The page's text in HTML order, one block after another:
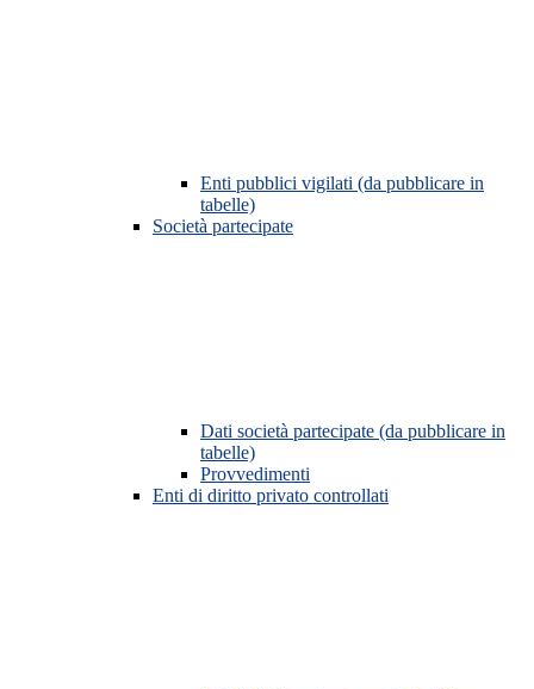
Enti pubblici vigilati (da pubblicare in
tabelle)
Società partecipate
Dati società partecipate (da pubblicare in
tabelle)
Provvedimenti
Enti di diritto privato controllati